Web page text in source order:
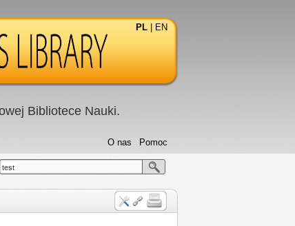
PL EN
Bibliotece Nauki.
Pomoc
O nas
test